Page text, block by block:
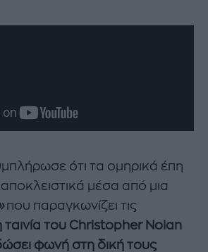
ότι τα ομηρικά έπη
μέσα από μια
που παραγκωνίζει τις
ταινία του Christopher Nolan
φωνή στη δική τους